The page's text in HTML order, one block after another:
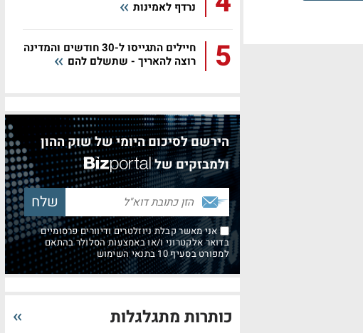
נרדף לאמינות
5
חיילים התגייסו ל-30 חודשים והמדינה
רוצה להאריך - שתשלם להם
הירשם לסיכום היומי של שוק ההון
ולמבזקים של
אני מאשר קבלת ניוזלטרים ודיוורים פרסומיים
בדואר אלקטרוני ו/או באמצעות הסלולר בהתאם
למפורט בסעיף 10 בתנאי השימוש
כותרות מתגלגלות